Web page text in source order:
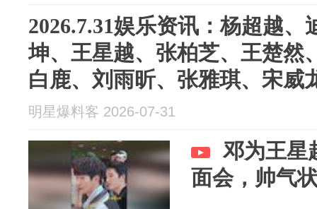
2026.7.31娱乐资讯：杨超越、
坤、王星越、张柏芝、王楚然
白鹿、刘雨昕、张雅琪、宋威
明星爆料客 2026-07-31
邓为王星
面会，帅气